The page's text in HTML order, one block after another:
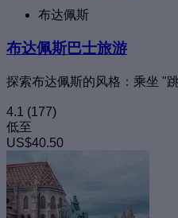
布达佩斯
布达佩斯巴士旅游
探索布达佩斯的风格：乘坐 "
4.1 (177)
低至
US$40.50